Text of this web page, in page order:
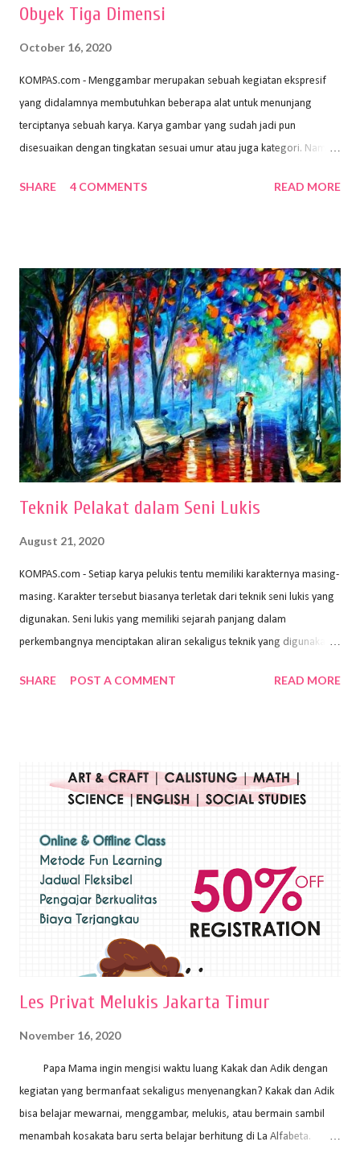
Obyek Tiga Dimensi
October 16, 2020
KOMPAS.com - Menggambar merupakan sebuah kegiatan ekspresif
yang didalamnya membutuhkan beberapa alat untuk menunjang
terciptanya sebuah karya. Karya gambar yang sudah jadi pun
disesuaikan dengan tingkatan sesuai umur atau juga kategori. Namun,
sehingga hasilnya bisa dilihat. Peran alat dan bahan sangat
memiliki spesifikasi berbeda sesuai jenisnya. Berikut peralatan
menggambar bentuk: 1. Kertas Gambar Kegiatan menggambar
membutuhkan kertas yang baik agar proses pembuatan gambar lebih
nyaman dan maksimal. Bahan kertas yang baik salah satu syaratnya
adalah tidak mudah sobek, mengingat menggambar merupakan
proses menggores dan menghapus. Kertas adalah bahan yang paling
ideal digunakan untuk menggambar. Dalam menggambar
menggunakan pen...
SHARE 4 COMMENTS READ MORE
Teknik Pelakat dalam Seni Lukis
August 21, 2020
KOMPAS.com - Setiap karya pelukis tentu memiliki karakternya masing-
masing. Karakter tersebut biasanya terletak dari teknik seni lukis yang
digunakan. Seni lukis yang memiliki sejarah panjang dalam
perkembangnya menciptakan aliran sekaligus teknik yang digunakan.
Wayan Kun Adnyana, teknik yang berbeda tentunya akan
menggunakan bahan dasar cat air, cat akrilik, atau cat minyak dengan
sapuan warna cat yang tebal. Dengan memberikan sapuan warna
pelukis untuk menghasilkan lukisan yang mempesona dan tentunya
bernilai tinggi. Ciri teknik plakat Ciri-ciri teknik plakat, yaitu: Sapuan
warna yang kental dan tebal. Hasil lukisan menutupi seluruh bagian
medianya Mem...
SHARE POST A COMMENT READ MORE
Les Privat Melukis Jakarta Timur
November 16, 2020
Papa Mama ingin mengisi waktu luang Kakak dan Adik dengan
kegiatan yang bermanfaat sekaligus menyenangkan? Kakak dan Adik
bisa belajar mewarnai, menggambar, melukis, atau bermain sambil
menambah kosakata baru serta belajar berhitung di La Alfabeta.